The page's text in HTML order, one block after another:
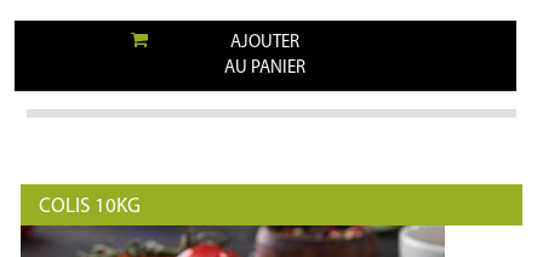
AJOUTER
AU PANIER
COLIS 10KG